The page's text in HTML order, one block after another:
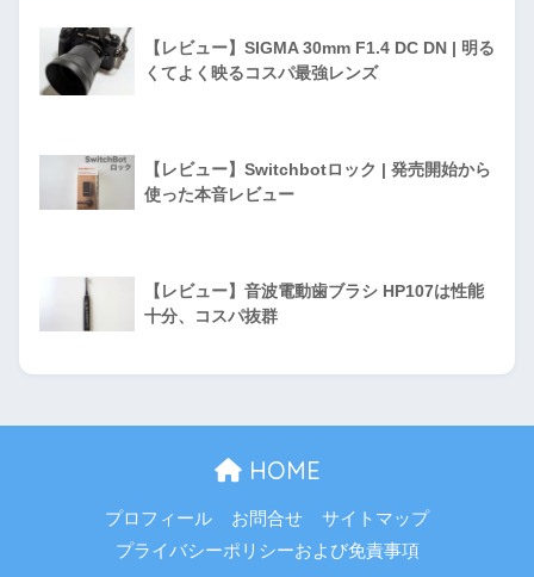
【レビュー】SIGMA 30mm F1.4 DC DN | 明る
くてよく映るコスパ最強レンズ
【レビュー】Switchbotロック | 発売開始から
使った本音レビュー
【レビュー】音波電動歯ブラシ HP107は性能
十分、コスパ抜群
HOME
プロフィール お問合せ
サイトマップ
プライバシーポリシーおよび免責事項